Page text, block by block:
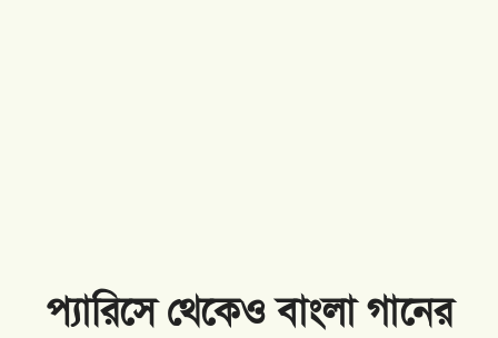
প্যারিসে থেকেও বাংলা গানের